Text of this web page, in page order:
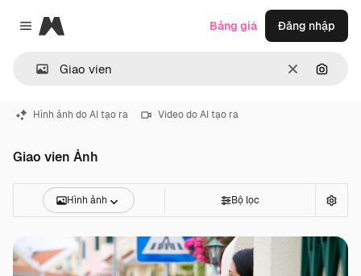
Close menu
Magnific
ThôngTìm
Bảng giá Đăng nhập
Hình ảnh do AI tạo ra Video do AI tạo ra
Giao vien Ảnh
Hình ảnh Bộ lọc